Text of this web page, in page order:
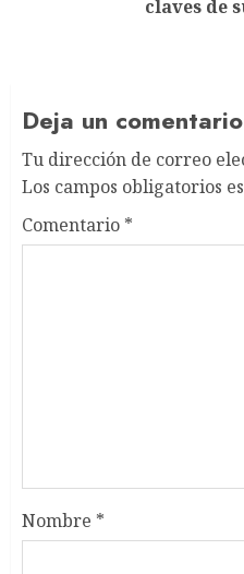
claves de
Deja un comentario
Tu dirección de correo
Los campos obligatorios
Comentario *
Nombre *